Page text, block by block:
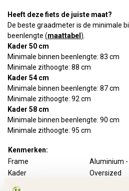
Heeft deze fiets de juiste maat?
De beste graadmeter is de minimale
beenlengte (maattabel )
Kader 50 cm
Minimale binnen beenlengte: 83 cm
Minimale zithoogte: 88 cm
Kader 54 cm
Minimale binnen beenlengte: 87 cm
Minimale zithoogte: 92 cm
Kader 58 cm
Minimale binnen beenlengte: 90 cm
Minimale zithoogte: 95 cm
Kenmerken:
Frame
Aluminium
Kader
Oversized
Versnellingen